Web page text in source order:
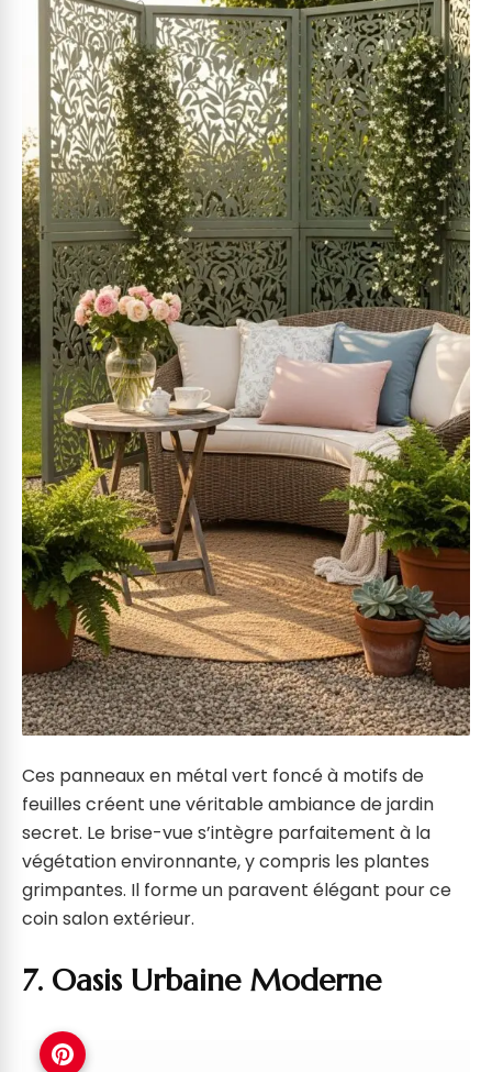
Ces panneaux en métal vert foncé à motifs de
feuilles créent une véritable ambiance de jardin
secret. Le brise-vue s’intègre parfaitement à la
végétation environnante, y compris les plantes
grimpantes. Il forme un paravent élégant pour ce
coin salon extérieur.
7. Oasis Urbaine Moderne